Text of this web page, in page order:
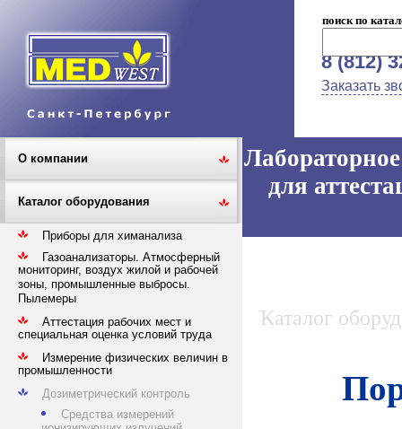
поиск по
8 (812)
Заказать
О компании
Каталог оборудования
Приборы для химанализа
Газоанализаторы. Атмосферный
мониторинг, воздух жилой и рабочей
зоны, промышленные выбросы.
Пылемеры
Аттестация рабочих мест и
специальная оценка условий труда
Измерение физических величин в
промышленности
Дозиметрический контроль
Средства измерений
для
Каталог